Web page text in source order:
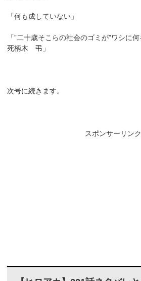
「何も成していない」
「”二十歳そこらの社会のゴミが”ワシに
死柄木 弔」
次号に続きます。
スポンサーリンク